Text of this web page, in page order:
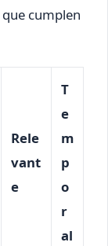
que cumplen
Rele
vant
e
T
e
m
p
o
r
al